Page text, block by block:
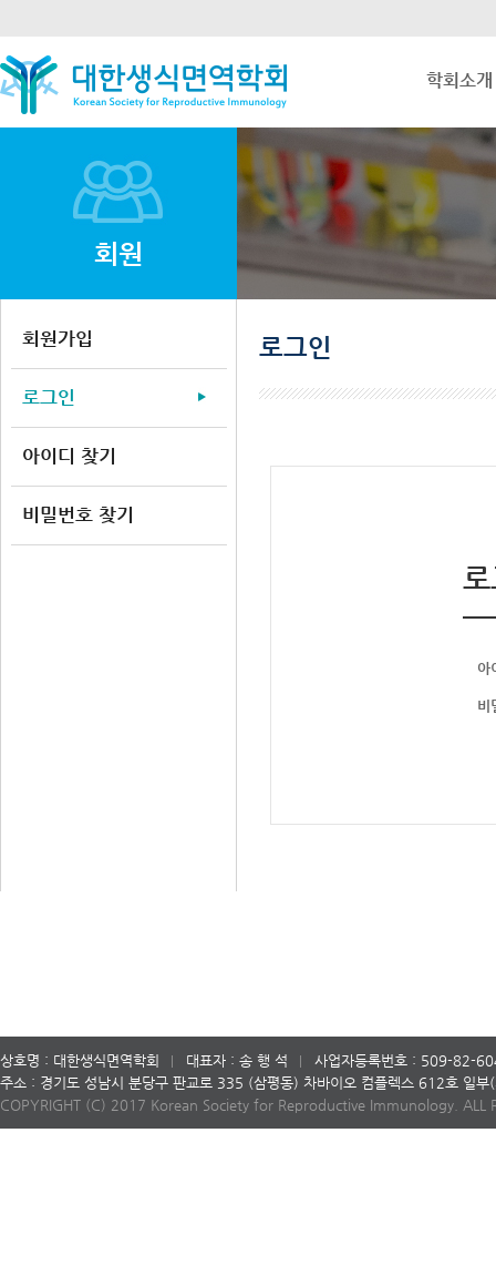
학회소개
회원
회원가입
로그인
아이디 찾기
비밀번호 찾기
로그인
아
비
상호명 : 대한생식면역학회 대표자 : 송 행 석
사업자등록번호 : 509-82-
주소 : 경기도 성남시 분당구 판교로 335 (삼평동) 차바이오 컴플렉스 612호 일부
COPYRIGHT (C) 2017 Korean Society for Reproductive Immunology. ALL